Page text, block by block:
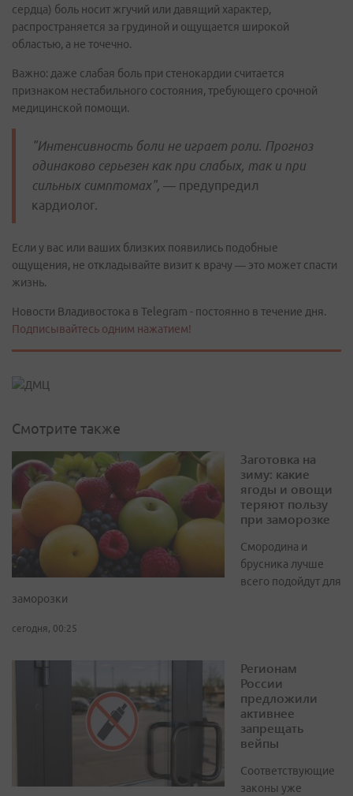
сердца) боль носит жгучий или давящий характер,
распространяется за грудиной и ощущается широкой
областью, а не точечно.
Важно: даже слабая боль при стенокардии считается
признаком нестабильного состояния, требующего срочной
медицинской помощи.
"Интенсивность боли не играет роли. Прогноз
одинаково серьезен как при слабых, так и при
сильных симптомах", — предупредил
кардиолог.
Если у вас или ваших близких появились подобные
ощущения, не откладывайте визит к врачу — это может спасти
жизнь.
Новости Владивостока в Telegram - постоянно в течение дня.
Подписывайтесь одним нажатием!
Смотрите также
Заготовка на
зиму: какие
ягоды и овощи
теряют пользу
при заморозке
Смородина и
брусника лучше
всего подойдут для
заморозки
сегодня, 00:25
Регионам
России
предложили
активнее
запрещать
вейпы
Соответствующие
законы уже